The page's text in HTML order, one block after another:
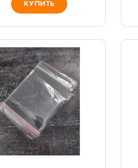
КУПИТЬ